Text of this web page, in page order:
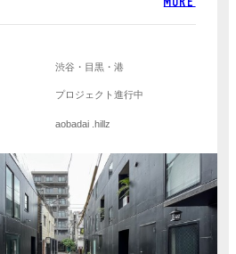
渋谷・目黒・港
プロジェクト進行中
aobadai .hillz